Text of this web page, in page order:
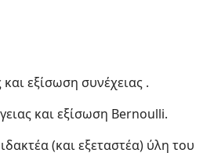
εξίσωση συνέχειας .
και εξίσωση Bernoulli.
(και εξεταστέα) ύλη του